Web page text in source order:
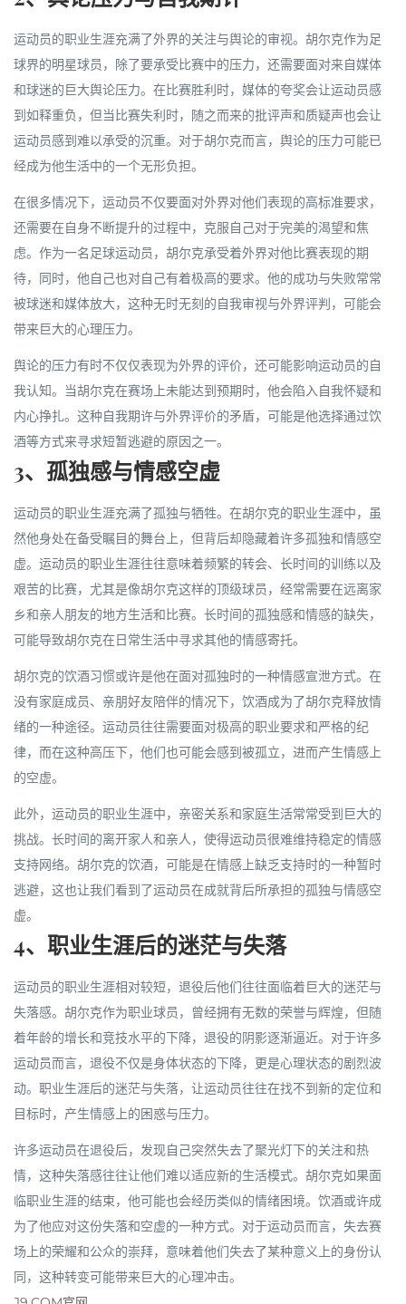
运动员的职业生涯充满了外界的关注与舆论的审视。胡尔克作为足
球界的明星球员，除了要承受比赛中的压力，还需要面对来自媒体
和球迷的巨大舆论压力。在比赛胜利时，媒体的夸奖会让运动员感
到如释重负，但当比赛失利时，随之而来的批评声和质疑声也会让
运动员感到难以承受的沉重。对于胡尔克而言，舆论的压力可能已
经成为他生活中的一个无形负担。
在很多情况下，运动员不仅要面对外界对他们表现的高标准要求，
还需要在自身不断提升的过程中，克服自己对于完美的渴望和焦
虑。作为一名足球运动员，胡尔克承受着外界对他比赛表现的期
待，同时，他自己也对自己有着极高的要求。他的成功与失败常常
被球迷和媒体放大，这种无时无刻的自我审视与外界评判，可能会
带来巨大的心理压力。
舆论的压力有时不仅仅表现为外界的评价，还可能影响运动员的自
我认知。当胡尔克在赛场上未能达到预期时，他会陷入自我怀疑和
内心挣扎。这种自我期许与外界评价的矛盾，可能是他选择通过饮
酒等方式来寻求短暂逃避的原因之一。
3、孤独感与情感空虚
运动员的职业生涯充满了孤独与牺牲。在胡尔克的职业生涯中，虽
然他身处在备受瞩目的舞台上，但背后却隐藏着许多孤独和情感空
虚。运动员的职业生涯往往意味着频繁的转会、长时间的训练以及
艰苦的比赛，尤其是像胡尔克这样的顶级球员，经常需要在远离家
乡和亲人朋友的地方生活和比赛。长时间的孤独感和情感的缺失，
可能导致胡尔克在日常生活中寻求其他的情感寄托。
胡尔克的饮酒习惯或许是他在面对孤独时的一种情感宣泄方式。在
没有家庭成员、亲朋好友陪伴的情况下，饮酒成为了胡尔克释放情
绪的一种途径。运动员往往需要面对极高的职业要求和严格的纪
律，而在这种高压下，他们也可能会感到被孤立，进而产生情感上
的空虚。
此外，运动员的职业生涯中，亲密关系和家庭生活常常受到巨大的
挑战。长时间的离开家人和亲人，使得运动员很难维持稳定的情感
支持网络。胡尔克的饮酒，可能是在情感上缺乏支持时的一种暂时
逃避，这也让我们看到了运动员在成就背后所承担的孤独与情感空
虚。
4、职业生涯后的迷茫与失落
运动员的职业生涯相对较短，退役后他们往往面临着巨大的迷茫与
失落感。胡尔克作为职业球员，曾经拥有无数的荣誉与辉煌，但随
着年龄的增长和竞技水平的下降，退役的阴影逐渐逼近。对于许多
运动员而言，退役不仅是身体状态的下降，更是心理状态的剧烈波
动。职业生涯后的迷茫与失落，让运动员往往在找不到新的定位和
目标时，产生情感上的困惑与压力。
许多运动员在退役后，发现自己突然失去了聚光灯下的关注和热
情，这种失落感往往让他们难以适应新的生活模式。胡尔克如果面
临职业生涯的结束，他可能也会经历类似的情绪困境。饮酒或许成
为了他应对这份失落和空虚的一种方式。对于运动员而言，失去赛
场上的荣耀和公众的崇拜，意味着他们失去了某种意义上的身份认
同，这种转变可能带来巨大的心理冲击。